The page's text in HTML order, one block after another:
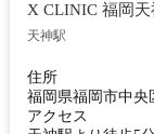
X CLINIC 福岡天
天神駅
住所
福岡県福岡市中央
アクセス